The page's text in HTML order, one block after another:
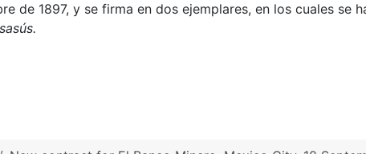
de 1897, y se firma en dos ejemplares, en los cuales
18 September 1897